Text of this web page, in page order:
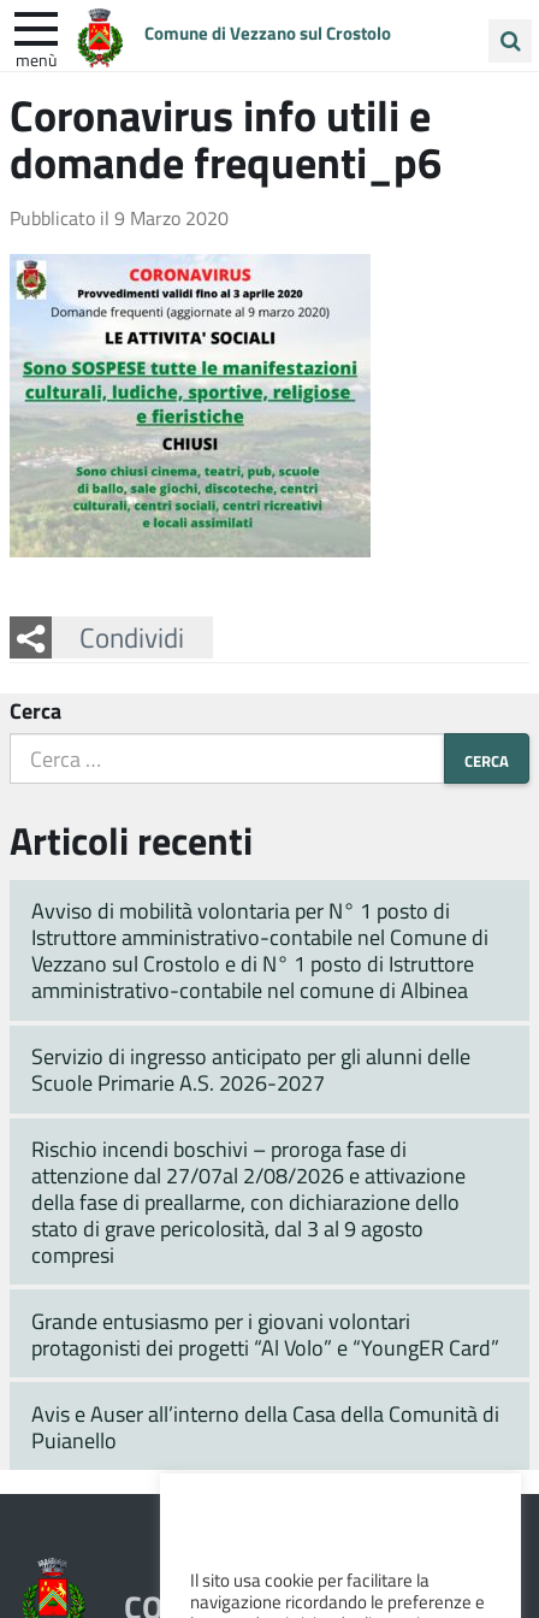
Comune di Vezzano sul Crostolo
menù
nel
sito
ENTRA IN COMUNE VIVI VEZZANO
UNIONE COLLINE MATILDICHE
Coronavirus info utili e
domande frequenti_p6
Pubblicato il 9 Marzo 2020
Condividi
Facebook
Twitter
Whatsapp
Cerca
Articoli recenti
Avviso di mobilità volontaria per N° 1 posto di
Istruttore amministrativo-contabile nel Comune di
Vezzano sul Crostolo e di N° 1 posto di Istruttore
amministrativo-contabile nel comune di Albinea
Servizio di ingresso anticipato per gli alunni delle
Scuole Primarie A.S. 2026-2027
Rischio incendi boschivi – proroga fase di
attenzione dal 27/07al 2/08/2026 e attivazione
della fase di preallarme, con dichiarazione dello
stato di grave pericolosità, dal 3 al 9 agosto
compresi
Grande entusiasmo per i giovani volontari
protagonisti dei progetti “Al Volo” e “YoungER Card”
Avis e Auser all’interno della Casa della Comunità di
Puianello
COMUNE DI VEZZANO SUL
Il sito usa cookie per facilitare la
navigazione ricordando le preferenze e